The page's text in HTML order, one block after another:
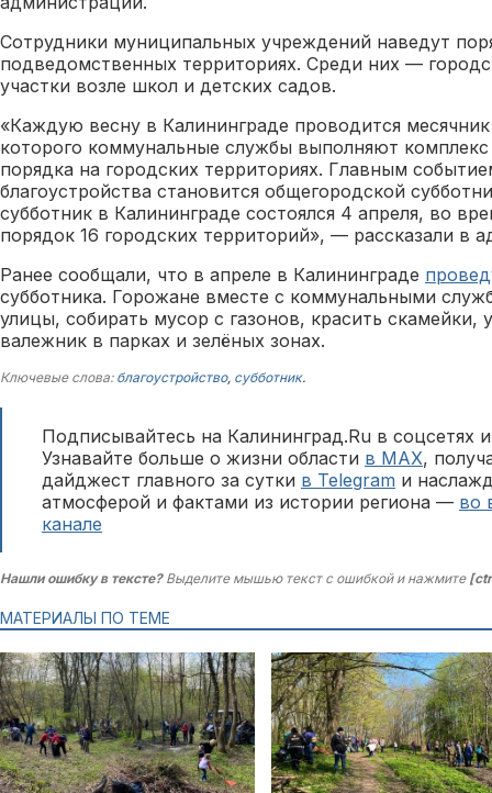
Сотрудники муниципальных учреждений наведут
подведомственных территориях. Среди них —
участки возле школ и детских садов.
«Каждую весну в Калининграде проводится
которого коммунальные службы выполняют
порядка на городских территориях. Главным
благоустройства становится общегородской
субботник в Калининграде состоялся 4 апреля, во
порядок 16 городских территорий», — рассказали в
Ранее сообщали, что в апреле в Калининграде
субботника. Горожане вместе с коммунальными
улицы, собирать мусор с газонов, красить скамейки,
валежник в парках и зелёных зонах.
Ключевые слова: благоустройство, субботник.
Подписывайтесь на Калининград.Ru в соцсетях
Узнавайте больше о жизни области в MAX,
дайджест главного за сутки в Telegram и
атмосферой и фактами из истории региона — во
канале
Нашли ошибку в тексте?Выделите мышью текст с ошибкой и нажмите
МАТЕРИАЛЫ ПО ТЕМЕ